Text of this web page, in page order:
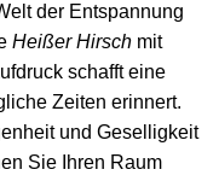
der Entspannung
Heißer Hirsch mit
schafft eine
Zeiten erinnert.
und Geselligkeit
Sie Ihren Raum